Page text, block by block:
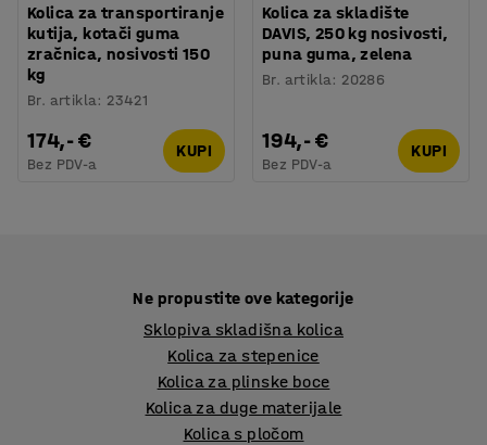
Kolica za transportiranje
kutija, kotači guma
zračnica, nosivosti 150
kg
Br. artikla: 23421
174,- €
Bez PDV-a
KUPI
Kolica za skladište
DAVIS, 250 kg nosivosti,
puna guma, zelena
Br. artikla: 20286
194,- €
Bez PDV-a
KUPI
Ne propustite ove kategorije
Sklopiva skladišna kolica
Kolica za stepenice
Kolica za plinske boce
Kolica za duge materijale
Kolica s pločom